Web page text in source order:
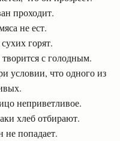
проходит.
не ест.
горят.
с голодным.
условии, что одного из
неприветливое.
хлеб отбирают.
не попадает.